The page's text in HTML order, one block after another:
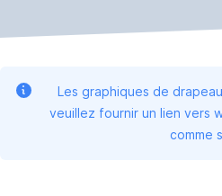
Les graphiques de
veuillez fournir un lien vers
comme